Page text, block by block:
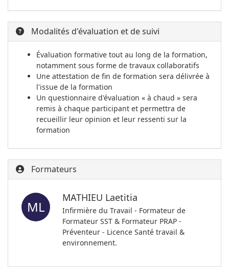
Modalités d'évaluation et de suivi
Évaluation formative tout au long de la formation,
notamment sous forme de travaux collaboratifs
Une attestation de fin de formation sera délivrée à
l'issue de la formation
Un questionnaire d'évaluation « à chaud » sera
remis à chaque participant et permettra de
recueillir leur opinion et leur ressenti sur la
formation
Formateurs
ML
MATHIEU Laetitia
Infirmière du Travail - Formateur de
Formateur SST & Formateur PRAP -
Préventeur - Licence Santé travail &
environnement.